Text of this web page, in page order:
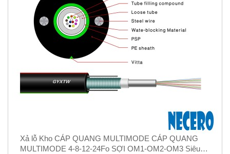
Xả lỗ Kho CÁP QUANG MULTIMODE CÁP QUANG
MULTIMODE 4-8-12-24Fo SỢI OM1-OM2-OM3 Siêu